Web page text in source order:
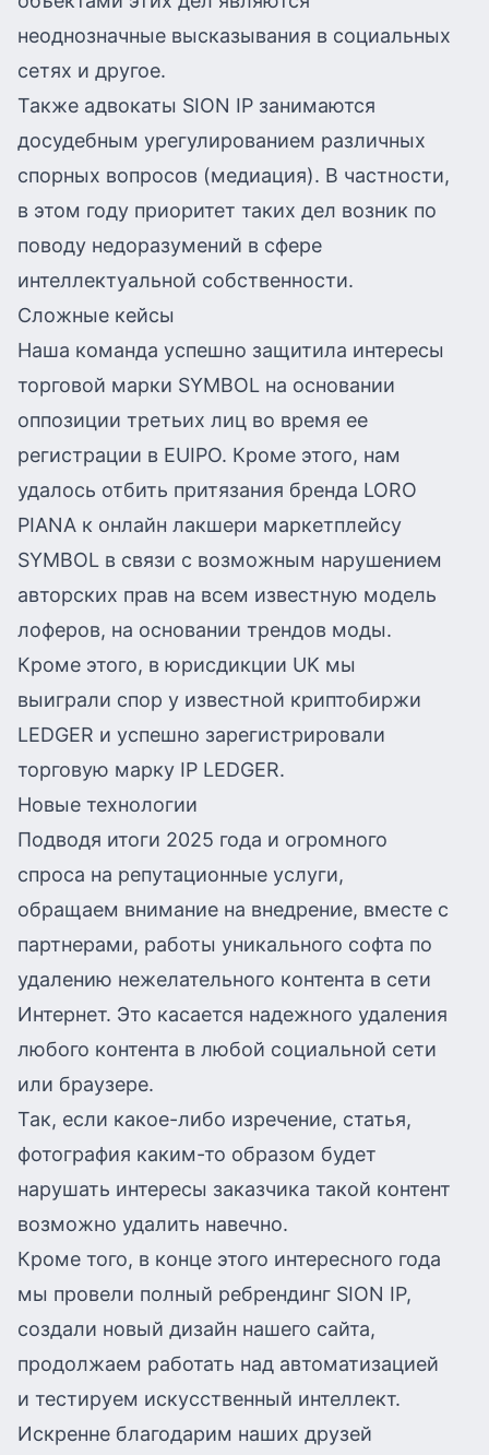
неоднозначные высказывания в социальных
сетях и другое.
Также адвокаты SION IP занимаются
досудебным урегулированием различных
спорных вопросов (медиация). В частности,
в этом году приоритет таких дел возник по
поводу недоразумений в сфере
интеллектуальной собственности.
Сложные кейсы
Наша команда успешно защитила интересы
торговой марки SYMBOL на основании
оппозиции третьих лиц во время ее
регистрации в EUIPO. Кроме этого, нам
удалось отбить притязания бренда LORO
PIANA к онлайн лакшери маркетплейсу
SYMBOL в связи с возможным нарушением
авторских прав на всем известную модель
лоферов, на основании трендов моды.
Кроме этого, в юрисдикции UK мы
выиграли спор у известной криптобиржи
LEDGER и успешно зарегистрировали
торговую марку IP LEDGER.
Новые технологии
Подводя итоги 2025 года и огромного
спроса на репутационные услуги,
обращаем внимание на внедрение, вместе с
партнерами, работы уникального софта по
удалению нежелательного контента в сети
Интернет. Это касается надежного удаления
любого контента в любой социальной сети
или браузере.
Так, если какое-либо изречение, статья,
фотография каким-то образом будет
нарушать интересы заказчика такой контент
возможно удалить навечно.
Кроме того, в конце этого интересного года
мы провели полный ребрендинг SION IP,
создали новый дизайн нашего сайта,
продолжаем работать над автоматизацией
и тестируем искусственный интеллект.
Искренне благодарим наших друзей